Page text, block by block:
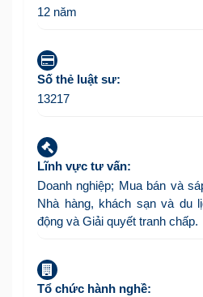
12 năm
Số thẻ luật sư:
13217
Lĩnh vực tư vấn:
Doanh nghiệp; Mua bán và
Nhà hàng, khách sạn và du
động và Giải quyết tranh chấp.
Tổ chức hành nghề: